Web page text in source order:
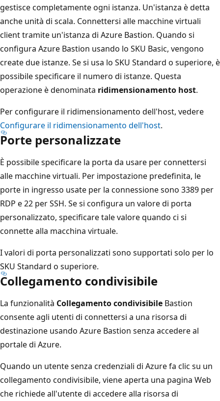
gestisce completamente ogni istanza. Un'istanza è detta
anche unità di scala. Connettersi alle macchine virtuali
client tramite un'istanza di Azure Bastion. Quando si
configura Azure Bastion usando lo SKU Basic, vengono
create due istanze. Se si usa lo SKU Standard o superiore, è
possibile specificare il numero di istanze. Questa
operazione è denominata ridimensionamento host.
Per configurare il ridimensionamento dell'host, vedere
Configurare il ridimensionamento dell'host.
Porte personalizzate
È possibile specificare la porta da usare per connettersi
alle macchine virtuali. Per impostazione predefinita, le
porte in ingresso usate per la connessione sono 3389 per
RDP e 22 per SSH. Se si configura un valore di porta
personalizzato, specificare tale valore quando ci si
connette alla macchina virtuale.
I valori di porta personalizzati sono supportati solo per lo
SKU Standard o superiore.
Collegamento condivisibile
La funzionalità Collegamento condivisibile Bastion
consente agli utenti di connettersi a una risorsa di
destinazione usando Azure Bastion senza accedere al
portale di Azure.
Quando un utente senza credenziali di Azure fa clic su un
collegamento condivisibile, viene aperta una pagina Web
che richiede all'utente di accedere alla risorsa di